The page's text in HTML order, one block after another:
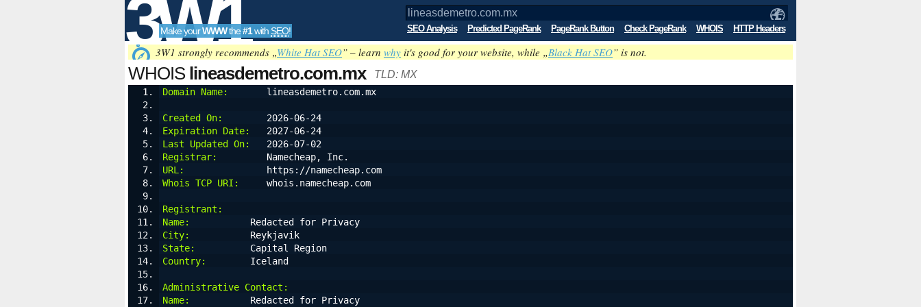
3W1
SEO
Tools
Make yourWWWthe#1with SEO! SEO Analysis Predicted PageRank PageRank Button Check PageRank WHOIS HTTP Headers
3W1 strongly recommends „White Hat SEO” – learn why it's good for your website, while „Black Hat SEO” is not.
WHOIS lineasdemetro.com.mx TLD: MX
Domain Name:
       lineasdemetro.com.mx
Created On:
        2026-06-24
Expiration Date:
   2027-06-24
Last Updated On:
   2026-07-02
Registrar:
         Namecheap, Inc.
URL:
               https://namecheap.com
Whois TCP URI:
     whois.namecheap.com
Registrant:
Name:
           Redacted for Privacy
City:
           Reykjavik
State:
          Capital Region
Country:
        Iceland
Administrative Contact:
Name:
           Redacted for Privacy